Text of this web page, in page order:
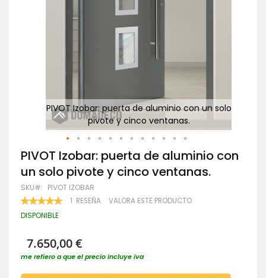
PIVOT Izobar: puerta de aluminio con un solo
pivote y cinco ventanas.
Saltar
al
comienzo
de
la
galería
de
PIVOT Izobar: puerta de aluminio con
un solo pivote y cinco ventanas.
SKU PIVOT IZOBAR
VALORACIÓN:
100 100
1 RESEÑA VALORA ESTE PRODUCTO
DISPONIBLE
7.650,00 €
me refiero a que el precio incluye iva